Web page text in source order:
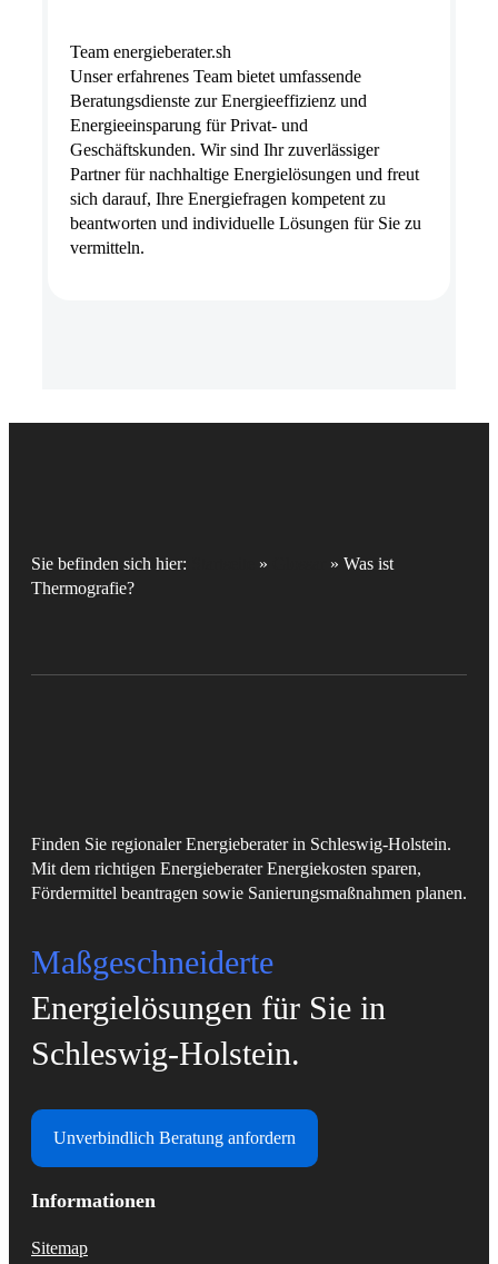
Team energieberater.sh
Unser erfahrenes Team bietet umfassende
Beratungsdienste zur Energieeffizienz und
Energieeinsparung für Privat- und
Geschäftskunden. Wir sind Ihr zuverlässiger
Partner für nachhaltige Energielösungen und freut
sich darauf, Ihre Energiefragen kompetent zu
beantworten und individuelle Lösungen für Sie zu
vermitteln.
Sie befinden sich hier: » » Was ist
Thermografie?
Finden Sie regionaler Energieberater in Schleswig-Holstein.
Mit dem richtigen Energieberater Energiekosten sparen,
Fördermittel beantragen sowie Sanierungsmaßnahmen planen.
Informationen
Sitemap
Maßgeschneiderte
Energielösungen für Sie in
Schleswig-Holstein.
Unverbindlich Beratung anfordern